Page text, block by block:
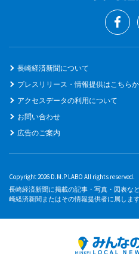
長崎経済新聞について
プレスリリース・情報提供はこちら
アクセスデータの利用について
お問い合わせ
広告のご案内
Copyright 2026 D.M.P LABO All rights reserved.
長崎経済新聞に掲載の記事・写真・図表な
崎経済新聞またはその情報提供者に属します